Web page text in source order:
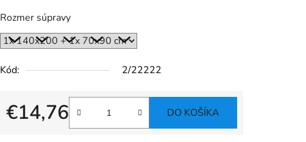
Rozmer súpravy
Kód: 2/22222
€14,76
Jednotková cena:
DO KOŠÍKA